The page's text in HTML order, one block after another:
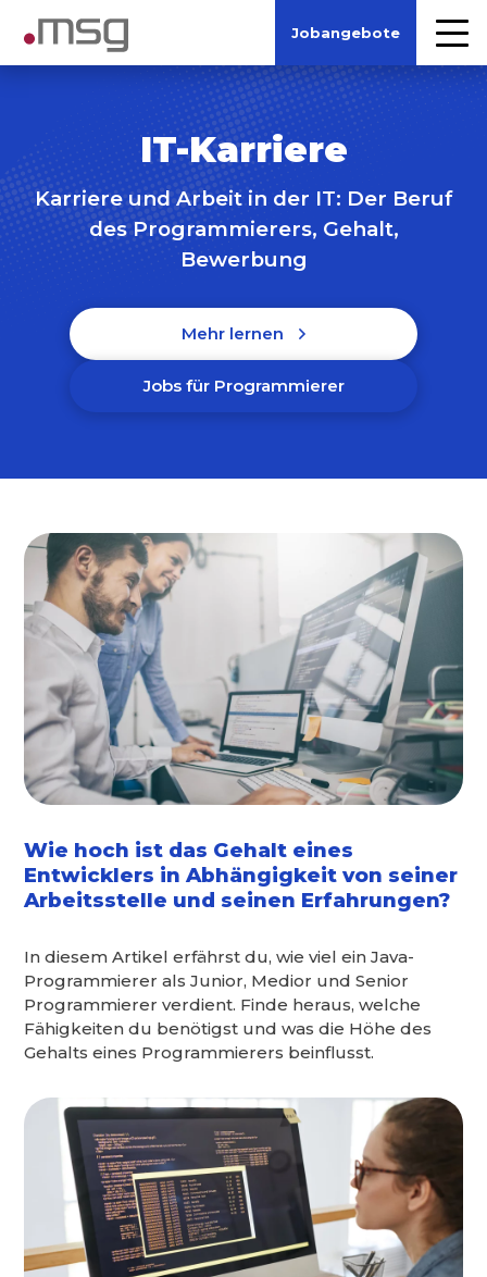
Jobangebote
IT-Karriere
Karriere und Arbeit in der IT: Der Beruf
des Programmierers, Gehalt,
Bewerbung
Mehr lernen
Jobs für Programmierer
Wie hoch ist das Gehalt eines
Entwicklers in Abhängigkeit von seiner
Arbeitsstelle und seinen Erfahrungen?
In diesem Artikel erfährst du, wie viel ein Java-
Programmierer als Junior, Medior und Senior
Programmierer verdient. Finde heraus, welche
Fähigkeiten du benötigst und was die Höhe des
Gehalts eines Programmierers beinflusst.